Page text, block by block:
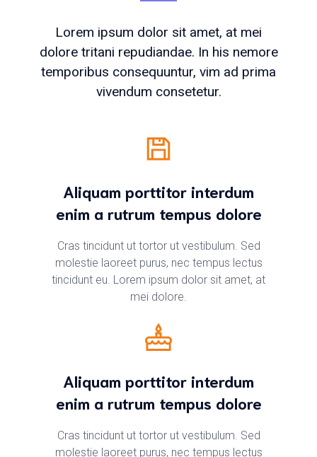
Lorem ipsum dolor sit amet, at mei
dolore tritani repudiandae. In his nemore
temporibus consequuntur, vim ad prima
vivendum consetetur.
Aliquam porttitor interdum
enim a rutrum tempus dolore
Cras tincidunt ut tortor ut vestibulum. Sed
molestie laoreet purus, nec tempus lectus
tincidunt eu. Lorem ipsum dolor sit amet, at
mei dolore.
Aliquam porttitor interdum
enim a rutrum tempus dolore
Cras tincidunt ut tortor ut vestibulum. Sed
molestie laoreet purus, nec tempus lectus